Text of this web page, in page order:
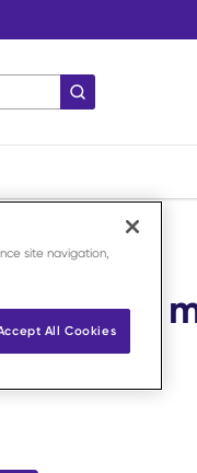
Skicka sökning
200
site navigation,
All Cookies